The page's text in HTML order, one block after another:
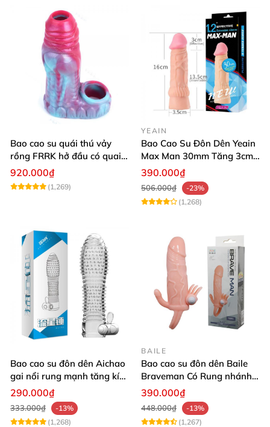
Bao cao su quái thú vảy
rồng FRRK hở đầu có quai
đeo bìu, vân nổi kích thích
920.000₫
(1,269)
YEAIN
Bao Cao Su Đôn Dên Yeain
Max Man 30mm Tăng 3cm
Gân Nổi Siêu Kích Thích
Tăng Khoái Cảm
390.000₫
506.000₫
-23%
(1,268)
Bao cao su đôn dên Aichao
gai nổi rung mạnh tăng kích
thước
290.000₫
333.000₫
-13%
(1,268)
BAILE
Bao cao su đôn dên Baile
Braveman Có Rung nhánh
phụ kích thích G quai đeo
390.000₫
448.000₫
-13%
(1,267)